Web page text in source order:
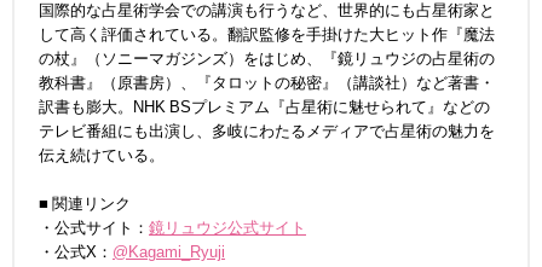
国際的な占星術学会での講演も行うなど、世界的にも占星術家と
して高く評価されている。翻訳監修を手掛けた大ヒット作『魔法
の杖』（ソニーマガジンズ）をはじめ、『鏡リュウジの占星術の
教科書』（原書房）、『タロットの秘密』（講談社）など著書・
訳書も膨大。NHK BSプレミアム『占星術に魅せられて』などの
テレビ番組にも出演し、多岐にわたるメディアで占星術の魅力を
伝え続けている。
■ 関連リンク
・公式サイト： 鏡リュウジ公式サイト
・公式X： @Kagami_Ryuji